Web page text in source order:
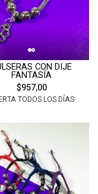
CON DIJE
FANTASÍA
$957,00
TODOS LOS DÍAS